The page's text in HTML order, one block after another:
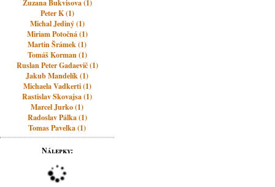
Zuzana Bukvisova (1)
Peter K (1)
Michal Jediný (1)
Miriam Potočná (1)
Martin Šrámek (1)
Tomáš Korman (1)
Ruslan Peter Gadaevič (1)
Jakub Mandelík (1)
Michaela Vadkerti (1)
Rastislav Skovajsa (1)
Marcel Jurko (1)
Radoslav Pálka (1)
Tomas Pavelka (1)
Nálepky: